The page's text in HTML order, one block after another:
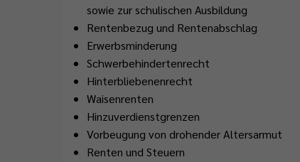
sowie zur schulischen Ausbildung
Rentenbezug und Rentenabschlag
Erwerbsminderung
Schwerbehindertenrecht
Hinterbliebenenrecht
Waisenrenten
Hinzuverdienstgrenzen
Vorbeugung von drohender Altersarmut
Renten und Steuern